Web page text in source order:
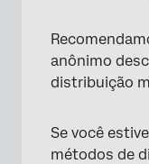
anônimo
distribuição
Se você
métodos de